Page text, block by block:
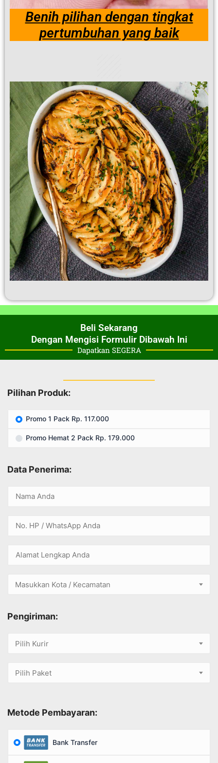
Benih pilihan dengan tingkat
pertumbuhan yang baik
Beli Sekarang
Dengan Mengisi Formulir Dibawah Ini
Dapatkan SEGERA
Pilihan Produk:
Promo 1 Pack Rp. 117.000
Promo Hemat 2 Pack Rp. 179.000
Data Penerima:
Masukkan Kota / Kecamatan
Pengiriman:
Pilih Kurir
Pilih Paket
Metode Pembayaran:
Bank Transfer